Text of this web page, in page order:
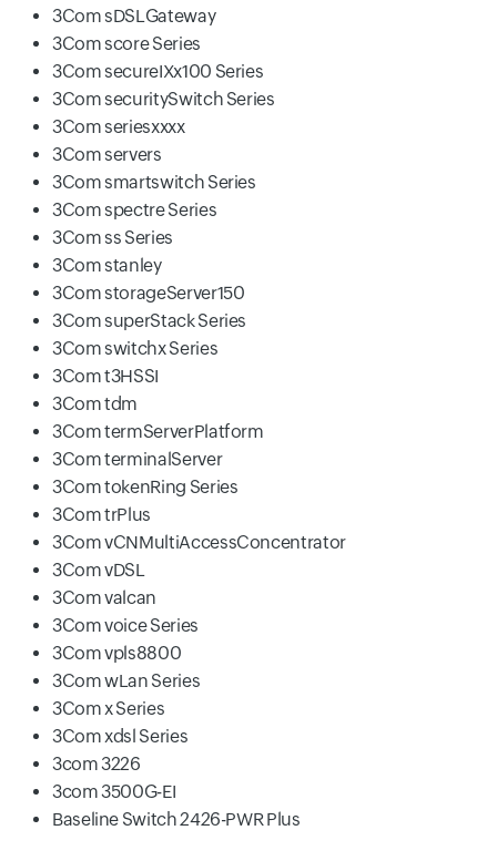
3Com sDSLGateway
3Com score Series
3Com secureIXx100 Series
3Com securitySwitch Series
3Com seriesxxxx
3Com servers
3Com smartswitch Series
3Com spectre Series
3Com ss Series
3Com stanley
3Com storageServer150
3Com superStack Series
3Com switchx Series
3Com t3HSSI
3Com tdm
3Com termServerPlatform
3Com terminalServer
3Com tokenRing Series
3Com trPlus
3Com vCNMultiAccessConcentrator
3Com vDSL
3Com valcan
3Com voice Series
3Com vpls8800
3Com wLan Series
3Com x Series
3Com xdsl Series
3com 3226
3com 3500G-EI
Baseline Switch 2426-PWR Plus